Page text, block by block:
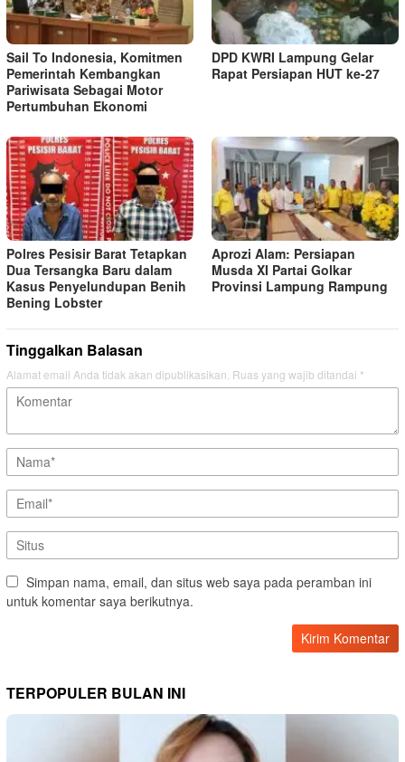
Sail To Indonesia, Komitmen
Pemerintah Kembangkan
Pariwisata Sebagai Motor
Pertumbuhan Ekonomi
DPD KWRI Lampung Gelar
Rapat Persiapan HUT ke-27
Polres Pesisir Barat Tetapkan
Dua Tersangka Baru dalam
Kasus Penyelundupan Benih
Bening Lobster
Aprozi Alam: Persiapan
Musda XI Partai Golkar
Provinsi Lampung Rampung
Tinggalkan Balasan
Alamat email Anda tidak akan dipublikasikan. Ruas yang wajib ditandai *
Simpan nama, email, dan situs web saya pada peramban ini
untuk komentar saya berikutnya.
TERPOPULER BULAN INI